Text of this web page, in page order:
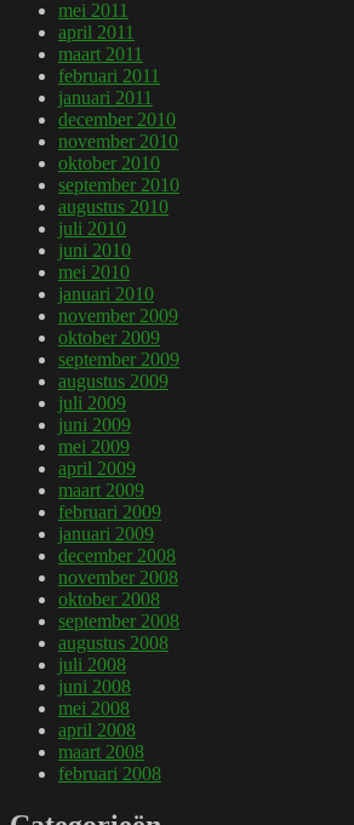
mei 2011
april 2011
maart 2011
februari 2011
januari 2011
december 2010
november 2010
oktober 2010
september 2010
augustus 2010
juli 2010
juni 2010
mei 2010
januari 2010
november 2009
oktober 2009
september 2009
augustus 2009
juli 2009
juni 2009
mei 2009
april 2009
maart 2009
februari 2009
januari 2009
december 2008
november 2008
oktober 2008
september 2008
augustus 2008
juli 2008
juni 2008
mei 2008
april 2008
maart 2008
februari 2008